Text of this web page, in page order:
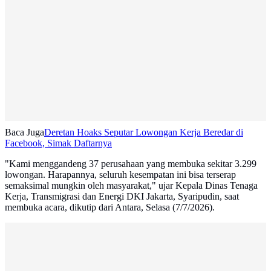
Baca JugaDeretan Hoaks Seputar Lowongan Kerja Beredar di
Facebook, Simak Daftarnya
"Kami menggandeng 37 perusahaan yang membuka sekitar 3.299
lowongan. Harapannya, seluruh kesempatan ini bisa terserap
semaksimal mungkin oleh masyarakat," ujar Kepala Dinas Tenaga
Kerja, Transmigrasi dan Energi DKI Jakarta, Syaripudin, saat
membuka acara, dikutip dari Antara, Selasa (7/7/2026).